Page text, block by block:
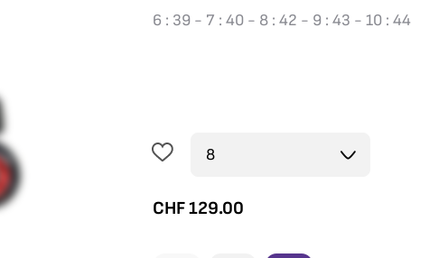
6 : 39 - 7 : 40 - 8 : 42 - 9 : 43 - 10 : 44
CHF129.00